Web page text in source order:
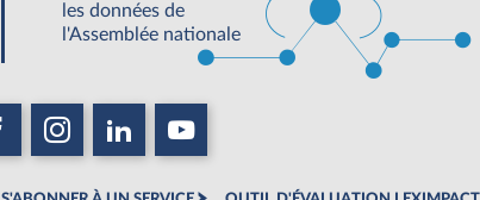
les données de
l'Assemblée nationale